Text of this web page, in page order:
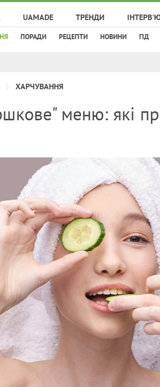
UAMADE ТРЕНДИ
ПОРАДИ РЕЦЕПТИ НОВИНИ ГІД
ХАРЧУВАННЯ
меню: які